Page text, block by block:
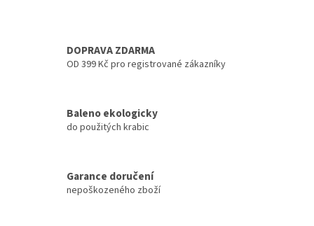
DOPRAVA ZDARMA
OD 399 Kč pro registrované zákazníky
Baleno ekologicky
do použitých krabic
Garance doručení
nepoškozeného zboží